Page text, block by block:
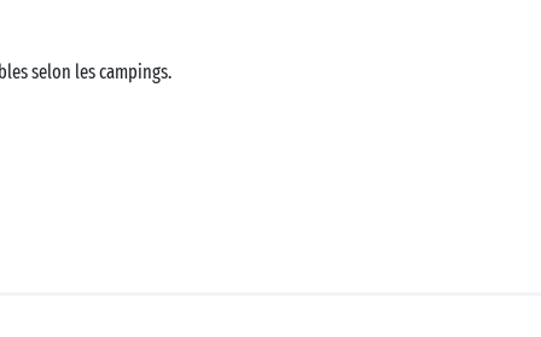
selon les campings.